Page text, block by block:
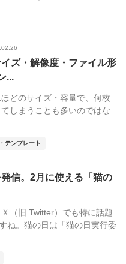
ズ・解像度・ファイル形
...
どのサイズ・容量で、何枚
しまうことも多いのではな
テンプレート
信。2月に使える「猫の
（旧 Twitter）でも特に話題
ね。猫の日は「猫の日実行委